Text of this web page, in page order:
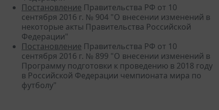
Постановление Правительства РФ от 10
сентября 2016 г. № 904 "О внесении изменений в
некоторые акты Правительства Российской
Федерации"
Постановление Правительства РФ от 10
сентября 2016 г. № 899 "О внесении изменений в
Программу подготовки к проведению в 2018 году
в Российской Федерации чемпионата мира по
футболу"